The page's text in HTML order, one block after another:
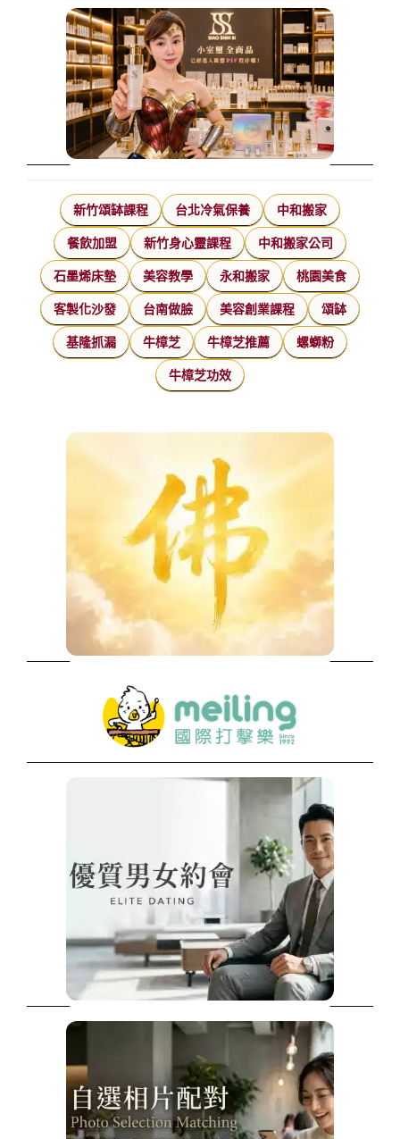
新竹頌缽課程 台北冷氣保養 中和搬家
餐飲加盟 新竹身心靈課程 中和搬家公司
石墨烯床墊 美容教學 永和搬家 桃園美食
客製化沙發 台南做臉 美容創業課程 頌缽
基隆抓漏 牛樟芝 牛樟芝推薦 螺螄粉
牛樟芝功效